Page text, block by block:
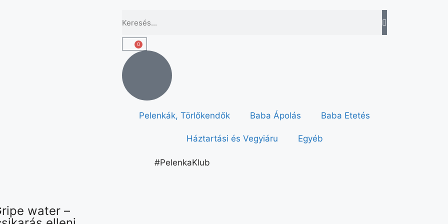
0
Pelenkák, Törlőkendők Baba Ápolás Baba Etetés
Háztartási és Vegyiáru Egyéb
#PelenkaKlub
water –